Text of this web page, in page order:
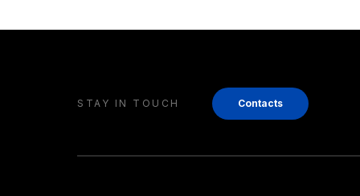
STAY IN TOUCH Contacts